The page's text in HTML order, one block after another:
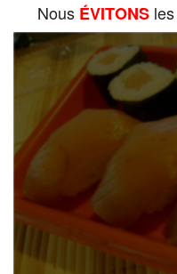
Nous ÉVITONSles